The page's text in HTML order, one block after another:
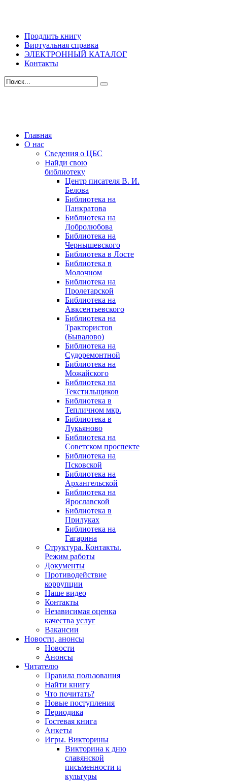
Продлить книгу
Виртуальная справка
ЭЛЕКТРОННЫЙ КАТАЛОГ
Контакты
Главная
О нас
Сведения о ЦБС
Найди свою
библиотеку
Центр писателя В. И.
Белова
Библиотека на
Панкратова
Библиотека на
Добролюбова
Библиотека на
Чернышевского
Библиотека в Лосте
Библиотека в
Молочном
Библиотека на
Пролетарской
Библиотека на
Авксентьевского
Библиотека на
Трактористов
(Бывалово)
Библиотека на
Судоремонтной
Библиотека на
Можайского
Библиотека на
Текстильщиков
Библиотека в
Тепличном мкр.
Библиотека в
Лукьяново
Библиотека на
Советском проспекте
Библиотека на
Псковской
Библиотека на
Архангельской
Библиотека на
Ярославской
Библиотека в
Прилуках
Библиотека на
Гагарина
Структура. Контакты.
Режим работы
Документы
Противодействие
коррупции
Наше видео
Контакты
Независимая оценка
качества услуг
Вакансии
Новости, анонсы
Новости
Анонсы
Читателю
Правила пользования
Найти книгу
Что почитать?
Новые поступления
Периодика
Гостевая книга
Анкеты
Игры. Викторины
Викторина к дню
славянской
письменности и
культуры